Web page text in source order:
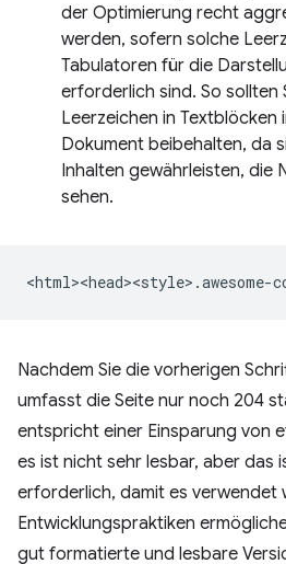
der Optimierung recht
werden, sofern solche
Tabulatoren für die
erforderlich sind. So sollten
Leerzeichen in Textblöcken
Dokument beibehalten, da
Inhalten gewährleisten, die
sehen.
Nachdem Sie die vorherigen
umfasst die Seite nur noch 204
entspricht einer Einsparung von
es ist nicht sehr lesbar, aber das
erforderlich, damit es verwendet
Entwicklungspraktiken
gut formatierte und lesbare